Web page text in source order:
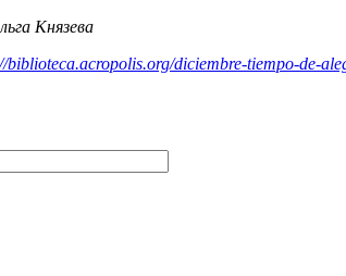
Князева
biblioteca.acropolis.org/diciembre-tiempo-de-